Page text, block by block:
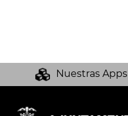
Nuestras Apps